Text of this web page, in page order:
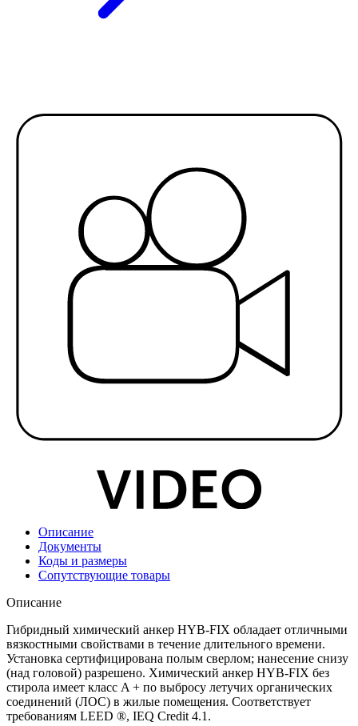
Описание
Документы
Коды и размеры
Сопутствующие товары
Описание
Гибридный химический анкер HYB-FIX обладает отличными
вязкостными свойствами в течение длительного времени.
Установка сертифицирована полым сверлом; нанесение снизу
(над головой) разрешено. Химический анкер HYB-FIX без
стирола имеет класс A + по выбросу летучих органических
соединений (ЛОС) в жилые помещения. Соответствует
требованиям LEED ®, IEQ Credit 4.1.